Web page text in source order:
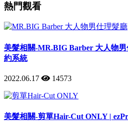
熱門觀看
美髮相關-MR.BIG Barber 大人物
約系統
2022.06.17 14573
美髮相關-剪單Hair-Cut ONLY |